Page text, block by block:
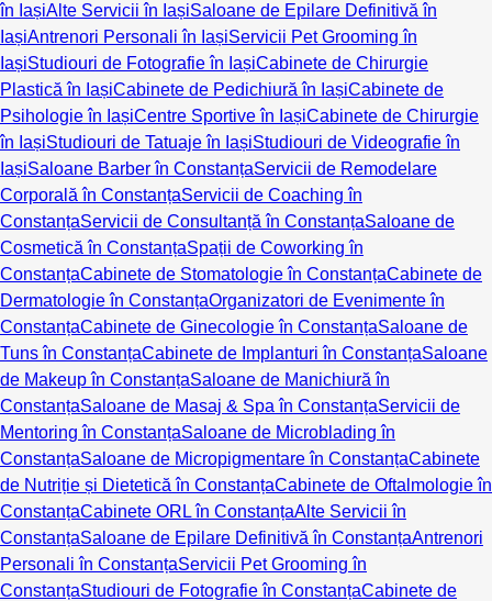
în IașiAlte Servicii în IașiSaloane de Epilare Definitivă în
IașiAntrenori Personali în IașiServicii Pet Grooming în
IașiStudiouri de Fotografie în IașiCabinete de Chirurgie
Plastică în IașiCabinete de Pedichiură în IașiCabinete de
Psihologie în IașiCentre Sportive în IașiCabinete de Chirurgie
în IașiStudiouri de Tatuaje în IașiStudiouri de Videografie în
IașiSaloane Barber în ConstanțaServicii de Remodelare
Corporală în ConstanțaServicii de Coaching în
ConstanțaServicii de Consultanță în ConstanțaSaloane de
Cosmetică în ConstanțaSpații de Coworking în
ConstanțaCabinete de Stomatologie în ConstanțaCabinete de
Dermatologie în ConstanțaOrganizatori de Evenimente în
ConstanțaCabinete de Ginecologie în ConstanțaSaloane de
Tuns în ConstanțaCabinete de Implanturi în ConstanțaSaloane
de Makeup în ConstanțaSaloane de Manichiură în
ConstanțaSaloane de Masaj & Spa în ConstanțaServicii de
Mentoring în ConstanțaSaloane de Microblading în
ConstanțaSaloane de Micropigmentare în ConstanțaCabinete
de Nutriție și Dietetică în ConstanțaCabinete de Oftalmologie în
ConstanțaCabinete ORL în ConstanțaAlte Servicii în
ConstanțaSaloane de Epilare Definitivă în ConstanțaAntrenori
Personali în ConstanțaServicii Pet Grooming în
ConstanțaStudiouri de Fotografie în ConstanțaCabinete de